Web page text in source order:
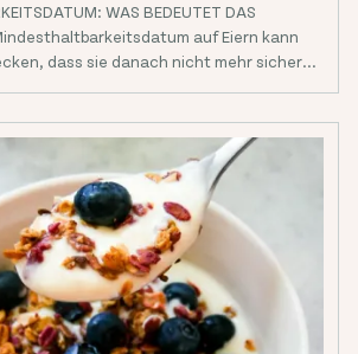
WAS BEDEUTET DAS
auf Eiern kann
dass sie danach nicht mehr sicher...